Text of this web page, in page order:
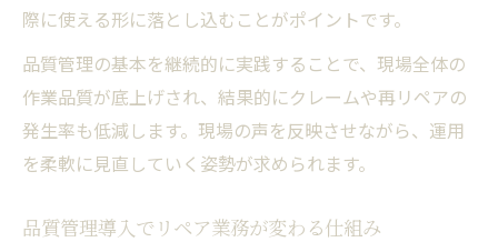
際に使える形に落とし込むことがポイントです。
品質管理の基本を継続的に実践することで、現場全体の
作業品質が底上げされ、結果的にクレームや再リペアの
発生率も低減します。現場の声を反映させながら、運用
を柔軟に見直していく姿勢が求められます。
品質管理導入でリペア業務が変わる仕組み